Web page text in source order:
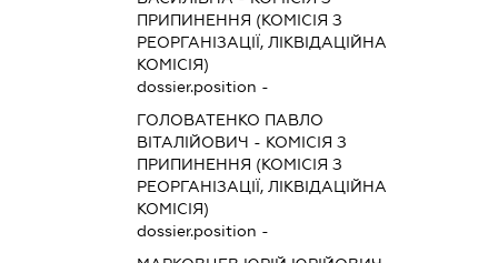
ПРИПИНЕННЯ (КОМІСІЯ З
РЕОРГАНІЗАЦІЇ, ЛІКВІДАЦІЙНА
КОМІСІЯ)
dossier.position -
ГОЛОВАТЕНКО ПАВЛО
ВІТАЛІЙОВИЧ - КОМІСІЯ З
ПРИПИНЕННЯ (КОМІСІЯ З
РЕОРГАНІЗАЦІЇ, ЛІКВІДАЦІЙНА
КОМІСІЯ)
dossier.position -